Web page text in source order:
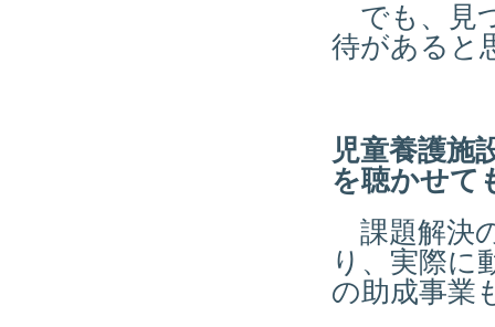
でも、見
待があると
児童養護施
を聴かせて
課題解決
り、実際に
の助成事業